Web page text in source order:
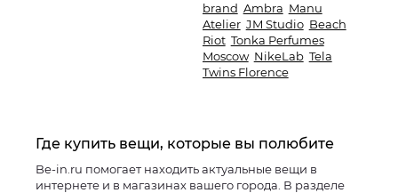
brand Ambra Manu
Atelier JM Studio Beach
Riot Tonka Perfumes
Moscow NikeLab Tela
Twins Florence
Где купить вещи, которые вы полюбите
Be-in.ru помогает находить актуальные вещи в
интернете и в магазинах вашего города. В разделе